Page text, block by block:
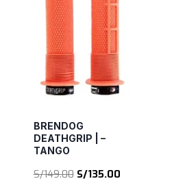
S/149.00.
BRENDOG
DEATHGRIP | –
TANGO
S/149.00 El
S/135.00El